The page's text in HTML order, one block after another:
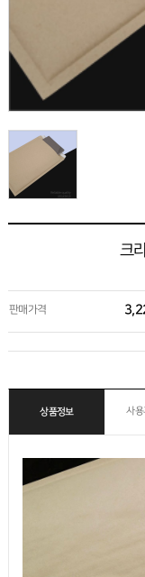
크
판매가격
상품정보 사용